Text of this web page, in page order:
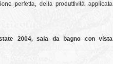
perfetta, della produttività applicata
2004, sala da bagno con vista